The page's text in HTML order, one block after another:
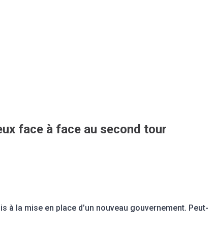
face à face au second tour
la mise en place d’un nouveau gouvernement. Peut-